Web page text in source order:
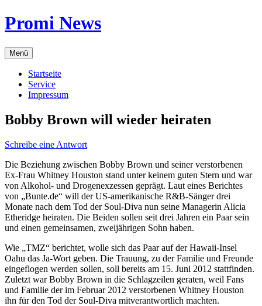
Zum
Inhalt
Promi News
Menü
Startseite
Service
Impressum
Bobby Brown will wieder heiraten
Schreibe eine Antwort
Die Beziehung zwischen Bobby Brown und seiner verstorbenen
Ex-Frau Whitney Houston stand unter keinem guten Stern und war
von Alkohol- und Drogenexzessen geprägt. Laut eines Berichtes
von „Bunte.de“ will der US-amerikanische R&B-Sänger drei
Monate nach dem Tod der Soul-Diva nun seine Managerin Alicia
Etheridge heiraten. Die Beiden sollen seit drei Jahren ein Paar sein
und einen gemeinsamen, zweijährigen Sohn haben.
Wie „TMZ“ berichtet, wolle sich das Paar auf der Hawaii-Insel
Oahu das Ja-Wort geben. Die Trauung, zu der Familie und Freunde
eingeflogen werden sollen, soll bereits am 15. Juni 2012 stattfinden.
Zuletzt war Bobby Brown in die Schlagzeilen geraten, weil Fans
und Familie der im Februar 2012 verstorbenen Whitney Houston
ihn für den Tod der Soul-Diva mitverantwortlich machten.